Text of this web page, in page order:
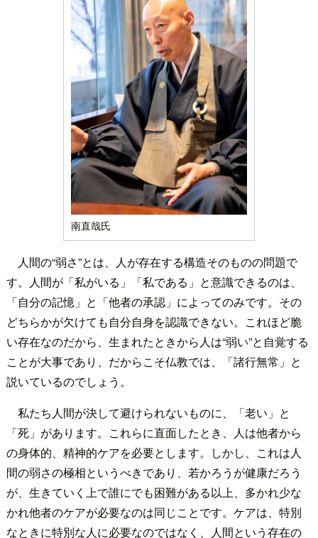
南直哉氏
人間の“弱さ”とは、人が存在する構造そのものの問題で
す。人間が「私がいる」「私である」と意識できるのは、
「自分の記憶」と「他者の承認」によってのみです。その
どちらかが欠けても自分自身を認識できない。これほど脆
い存在なのだから、生まれたときから人は“弱い”と自覚する
ことが大事であり、だからこそ仏教では、「諸行無常」と
説いているのでしょう。
私たち人間が決して避けられないものに、「老い」と
「死」があります。これらに直面したとき、人は他者から
の身体的、精神的ケアを必要とします。しかし、これは人
間の弱さの極相というべきであり、若かろうが健康だろう
が、生きていく上で誰にでも困難がある以上、多かれ少な
かれ他者のケアが必要なのは同じことです。ケアは、特別
なときに特別な人に必要なのではなく、人間という存在の